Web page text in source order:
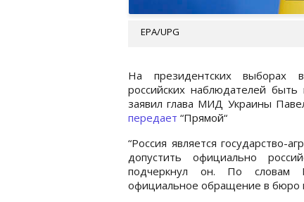
EPA/UPG
На президентских выборах
российских наблюдателей
заявил глава МИД Украины
передает “Прямой“
“Россия является государство-
допустить официально
подчеркнул он. По словам
официальное обращение в бюро